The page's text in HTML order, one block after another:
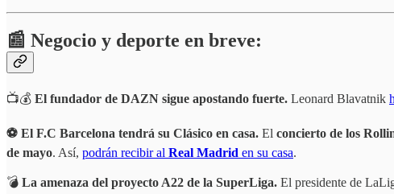
📰 Negocio y deporte en breve:
📺💰 El fundador de DAZN sigue apostando fuerte. Leonard Blavatnik
⚽️ El F.C Barcelona tendrá su Clásico en casa. El concierto de los
de mayo. Así, podrán recibir al Real Madrid en su casa.
💣 La amenaza del proyecto A22 de la SuperLiga. El presidente de